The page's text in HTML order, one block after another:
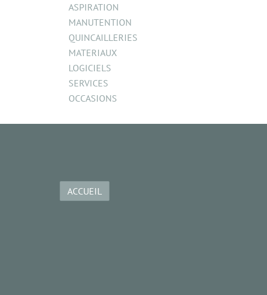
ASPIRATION
MANUTENTION
QUINCAILLERIES
MATERIAUX
LOGICIELS
SERVICES
OCCASIONS
ACCUEIL